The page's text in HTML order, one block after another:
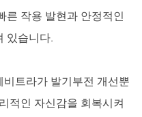
른 작용 발현과 안정적인
있습니다.
비트라가 발기부전 개선뿐
적인 자신감을 회복시켜